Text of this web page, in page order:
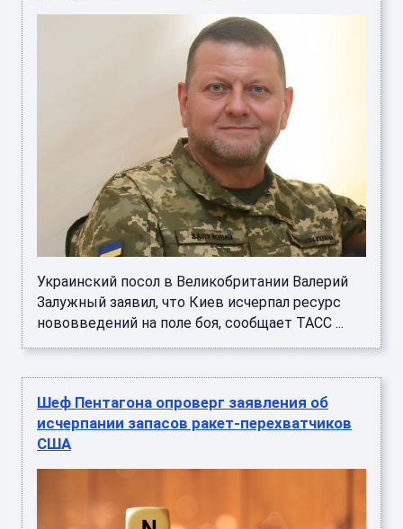
Украинский посол в Великобритании Валерий
Залужный заявил, что Киев исчерпал ресурс
нововведений на поле боя, сообщает ТАСС ...
Шеф Пентагона опроверг заявления об
исчерпании запасов ракет-перехватчиков
США